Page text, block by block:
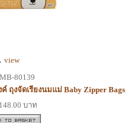
view
80139
ถุงจัดเรียงนมแม่ Baby Zipper Bags
บาท